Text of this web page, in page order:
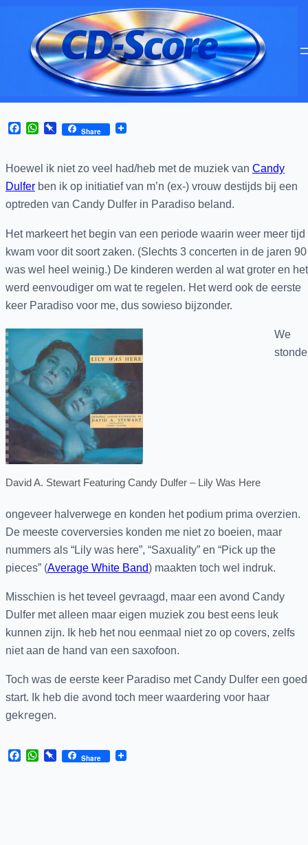
Facebook
WhatsApp
Pinboard
Share
Hoewel ik niet zo veel had/heb met de muziek van Candy
Dulfer ben ik op initiatief van m’n (ex-) vrouw destijds bij een
optreden van Candy Dulfer in Paradiso beland.
Het markeert het begin van een periode waarin weer meer tijd
kwam voor dit soort zaken. (Slechts 3 concerten in de jaren 90
was wel heel weinig.) De kinderen werden al wat groter en het
werd eenvoudiger om wat te regelen. Het werd ook de eerste
keer Paradiso voor me, dus sowieso bijzonder.
David A. Stewart Featuring Candy Dulfer ‎– Lily Was Here
We
ongeveer halverwege en konden het podium prima overzien.
De meeste coverversies konden me niet zo boeien, maar
nummers als “Lily was here”, “Saxuality” en “Pick up the
pieces” (Average White Band) maakten toch wel indruk.
Misschien is het teveel gevraagd, maar een avond Candy
Dulfer met alleen maar eigen muziek zou best eens leuk
kunnen zijn. Ik heb het nou eenmaal niet zo op covers, zelfs
niet aan de hand van een saxofoon.
Toch was de eerste keer Paradiso met Candy Dulfer een
start. Ik heb die avond toch meer waardering voor haar
gekregen.
Facebook
WhatsApp
Pinboard
Share